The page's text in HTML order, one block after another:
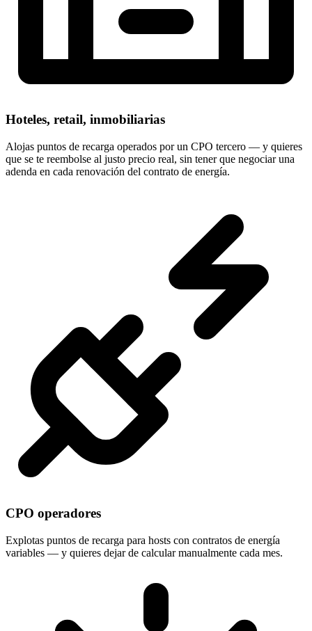
Hoteles, retail, inmobiliarias
Alojas puntos de recarga operados por un CPO tercero — y quieres
que se te reembolse al justo precio real, sin tener que negociar una
adenda en cada renovación del contrato de energía.
CPO operadores
Explotas puntos de recarga para hosts con contratos de energía
variables — y quieres dejar de calcular manualmente cada mes.